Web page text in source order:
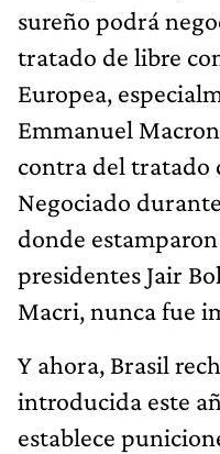
sureño podrá
tratado de libre
Europea,
Emmanuel
contra del tratado
Negociado
donde
presidentes Jair
Macri, nunca fue
Y ahora, Brasil
introducida este
establece